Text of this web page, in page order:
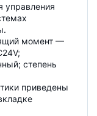
управления
момент —
степень
приведены